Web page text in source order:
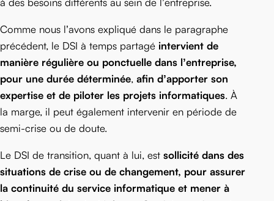
Comme nous l’avons expliqué dans le paragraphe
précédent, le DSI à temps partagé intervient de
manière régulière ou ponctuelle dans l’entreprise,
pour une durée déterminée, afin d’apporter son
expertise et de piloter les projets informatiques. À
la marge, il peut également intervenir en période de
semi-crise ou de doute.
Le DSI de transition, quant à lui, est sollicité dans des
situations de crise ou de changement, pour assurer
la continuité du service informatique et mener à